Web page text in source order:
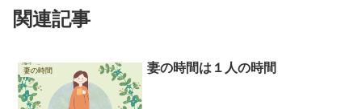
関連記事
妻の時間 妻の時間は１人の時間